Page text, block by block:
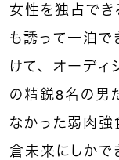
女性を独占でき
も誘って一泊で
けて、オーディ
の精鋭8名の男
なかった弱肉
倉未来にしかで